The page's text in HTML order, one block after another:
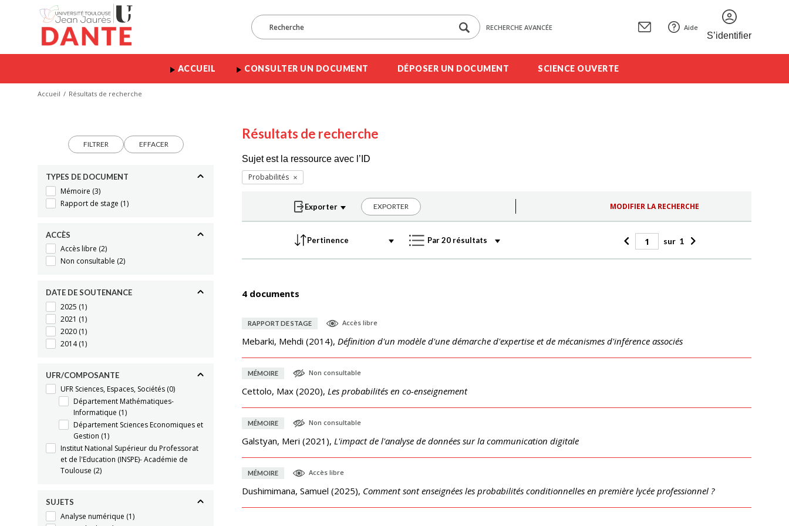
RECHERCHE AVANCÉE Aide
S’identifier
ACCUEIL CONSULTER UN DOCUMENT DÉPOSER UN DOCUMENT SCIENCE OUVERTE
Accueil Résultats de recherche
FILTRER EFFACER
TYPES DE DOCUMENT
Mémoire (3)
Rapport de stage (1)
ACCÈS
Accès libre (2)
Non consultable (2)
DATE DE SOUTENANCE
2025 (1)
2021 (1)
2020 (1)
2014(1)
UFR/COMPOSANTE
UFR Sciences, Espaces, Sociétés (0)
Département Mathématiques-
Informatique (1)
Département Sciences Economiques et
Gestion (1)
Institut National Supérieur du Professorat
et de l'Education (INSPE)- Académie de
Toulouse (2)
SUJETS
Analyse numérique (1)
Résultats de recherche
Sujet est la ressource avec l’ID
Probabilités
EXPORTER MODIFIER LA RECHERCHE
sur 1
4 documents
RAPPORT DE STAGE Accès libre
Mebarki, Mehdi (2014), Définition d'un modèle d'une démarche d'expertise et de mécanismes d'inférence associés
MÉMOIRE Non consultable
Cettolo, Max (2020), Les probabilités en co-enseignement
MÉMOIRE Non consultable
Galstyan, Meri (2021 ), L'impact de l'analyse de données sur la communication digitale
MÉMOIRE Accès libre
Dushimimana, Samuel (2025), Comment sont enseignées les probabilités conditionnelles en première lycée professionnel ?